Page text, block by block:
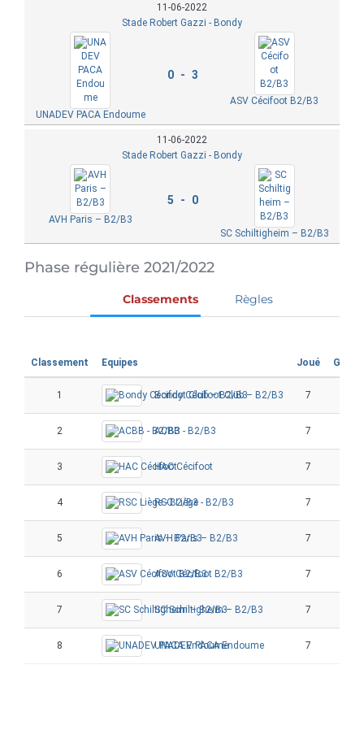
11-06-2022
Stade Robert Gazzi - Bondy
UNADEV PACA Endoume
0 - 3
ASV Cécifoot B2/B3
11-06-2022
Stade Robert Gazzi - Bondy
AVH Paris – B2/B3
5 - 0
SC Schiltigheim – B2/B3
Phase régulière 2021/2022
Classements Règles
Classement Equipes Joué Gagné
1 Bondy Cécifoot Club – B2/B3 7
2 ACBB - B2/B3 7
3 HAC Cécifoot 7
4 RSC Liège - B2/B3 7
5 AVH Paris – B2/B3 7
6 ASV Cécifoot B2/B3 7
7 SC Schiltigheim – B2/B3 7
8 UNADEV PACA Endoume 7